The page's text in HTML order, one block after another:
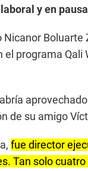
y en
Nicanor
programa Qali
de su amigo
fue director
Tan solo